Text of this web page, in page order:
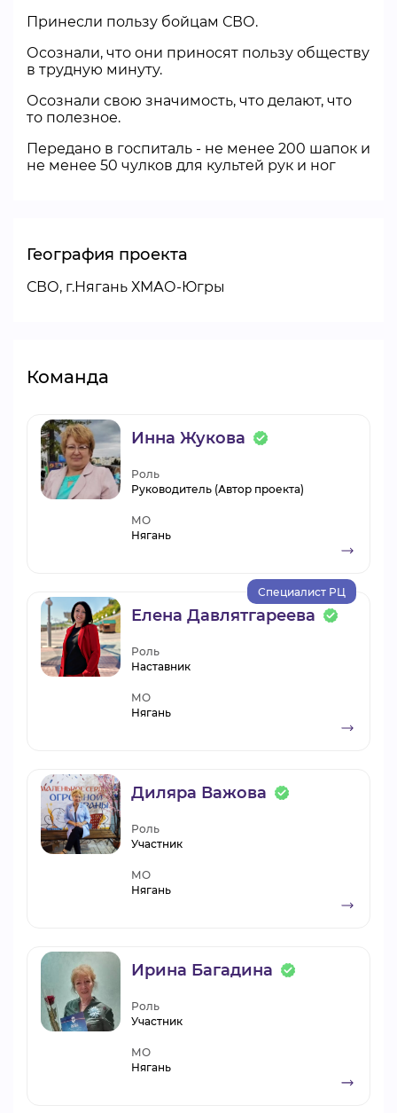
Принесли пользу бойцам СВО.
Осознали, что они приносят пользу обществу
в трудную минуту.
Осознали свою значимость, что делают, что
то полезное.
Передано в госпиталь - не менее 200 шапок и
не менее 50 чулков для культей рук и ног
География проекта
СВО, г.Нягань ХМАО-Югры
Команда
Инна Жукова
Роль
Руководитель (Автор проекта)
МО
Нягань
Елена Давлятгареева
Специалист РЦ
Роль
Наставник
МО
Нягань
Диляра Важова
Роль
Участник
МО
Нягань
Ирина Багадина
Роль
Участник
МО
Нягань